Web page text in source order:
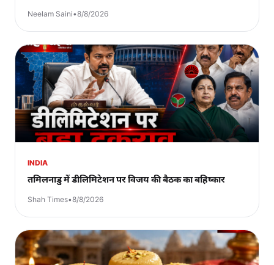
Neelam Saini•8/8/2026
INDIA
तमिलनाडु में डीलिमिटेशन पर विजय की बैठक का बहिष्कार
Shah Times•8/8/2026